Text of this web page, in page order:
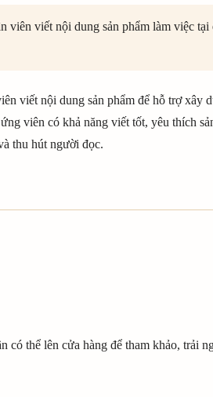
viên viết nội dung sản phẩm làm việc
viết nội dung sản phẩm để hỗ trợ xây
viên có khả năng viết tốt, yêu thích
thu hút người đọc.
thể lên cửa hàng để tham khảo, trải